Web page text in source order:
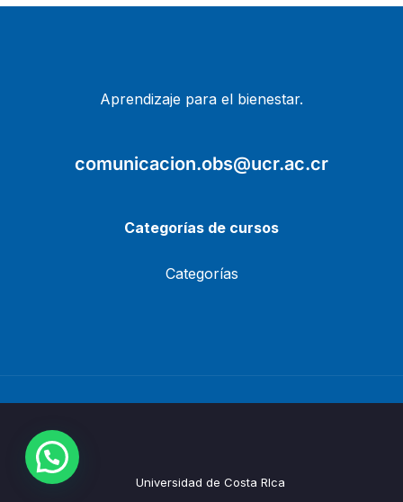
Aprendizaje para el bienestar.
comunicacion.obs@ucr.ac.cr
Categorías de cursos
Categorías
Universidad de Costa RIca